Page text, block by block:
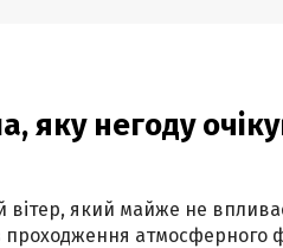
яку негоду
вітер, який майже не
проходження атмосферного